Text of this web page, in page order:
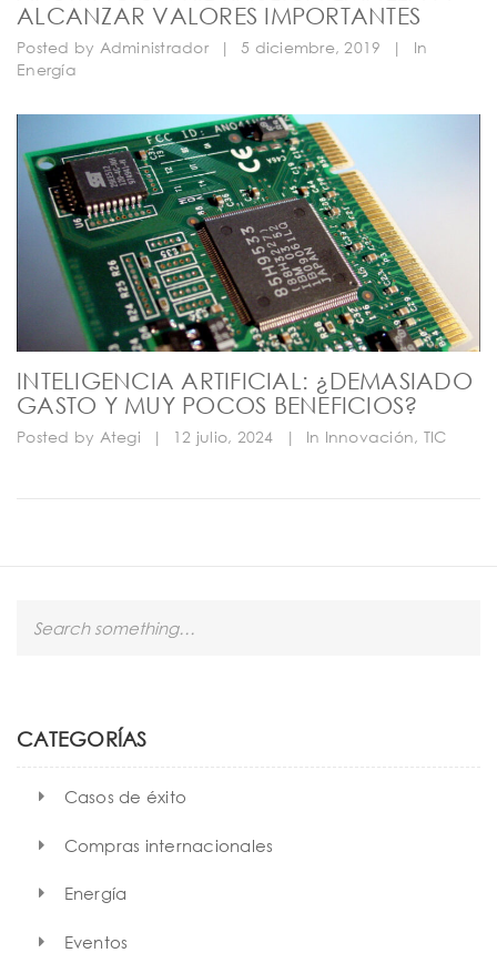
ALCANZAR VALORES IMPORTANTES
Posted by Administrador | 5 diciembre, 2019 |
In
Energía
INTELIGENCIA ARTIFICIAL: ¿DEMASIADO
GASTO Y MUY POCOS BENEFICIOS?
Posted by Ategi | 12 julio, 2024 | In Innovación, TIC
h
CATEGORÍAS
Casos de éxito
Compras internacionales
Energía
Eventos